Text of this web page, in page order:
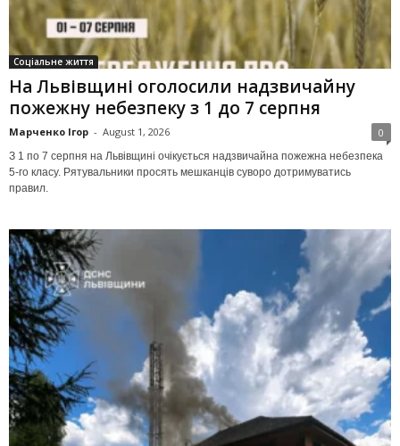
Соціальне життя
На Львівщині оголосили надзвичайну
пожежну небезпеку з 1 до 7 серпня
Марченко Ігор - August 1, 2026 0
З 1 по 7 серпня на Львівщині очікується надзвичайна пожежна небезпека
5-го класу. Рятувальники просять мешканців суворо дотримуватись
правил.